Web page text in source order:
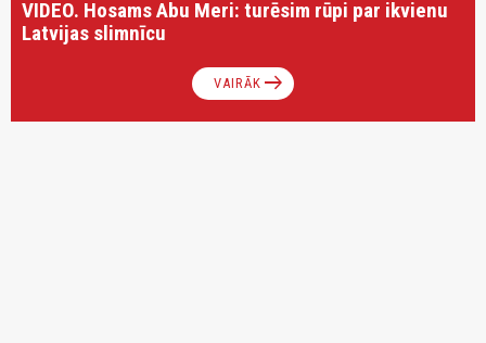
VIDEO. Hosams Abu Meri: turēsim rūpi par ikvienu
Latvijas slimnīcu
VAIRĀK arrow_right_alt